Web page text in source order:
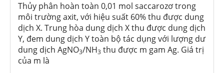
Thủy phân hoàn toàn 0,01 mol saccarozơ trong
môi trường axit, với hiệu suất 60% thu được dung
dịch X. Trung hòa dung dịch X thu được dung dịch
Y, đem dung dịch Y toàn bộ tác dụng với lượng dư
dung dịch AgNO3/NH3 thu được m gam Ag. Giá trị
của m là